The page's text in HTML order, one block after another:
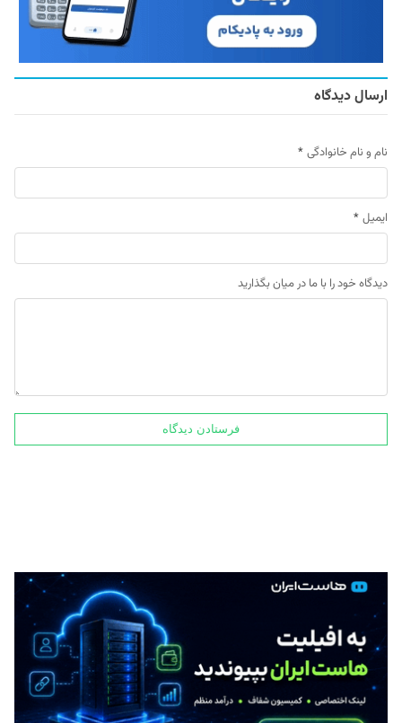
ارسال دیدگاه
نام و نام خانوادگی *
ایمیل *
دیدگاه خود را با ما در میان بگذارید